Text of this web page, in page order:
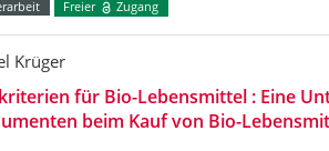
Freier Zugang
Krüger
für Bio-Lebensmittel : Eine
beim Kauf von Bio-